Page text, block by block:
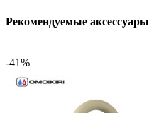
Рекомендуемые аксессуары
-41%